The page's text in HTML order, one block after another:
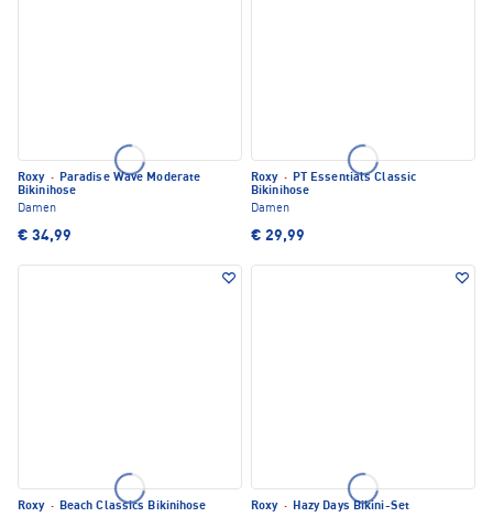
Roxy · Paradise Wave Moderate
Bikinihose
Damen
€ 34,99
Roxy · PT Essentials Classic
Bikinihose
Damen
€ 29,99
Roxy · Beach Classics Bikinihose
Roxy · Hazy Days Bikini-Set